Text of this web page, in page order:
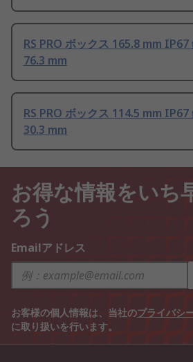
RS PRO ボックス 165.8 mm IP67
76.3 mm
RS PRO ボックス 114.5 mm IP67
30.3 mm
お得な情報をいち
ろう
Emailアドレス
お客様の個人情報は、当社のプライバシ
に取り扱いを行います。